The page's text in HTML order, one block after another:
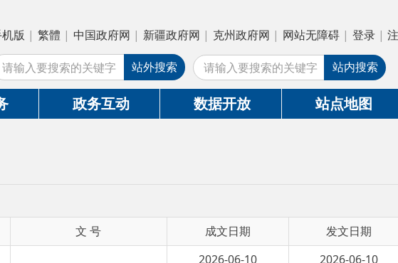
中国政府网| 新疆政府网| 克州政府网 | 网站无障碍| 登录| 注册
政务互动 数据开放 站点地图
站外搜索 站内搜索
2026-06-10
2026-06-10